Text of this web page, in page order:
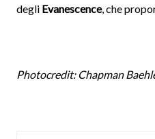
degli Evanescence, che
Photocredit: Chapman